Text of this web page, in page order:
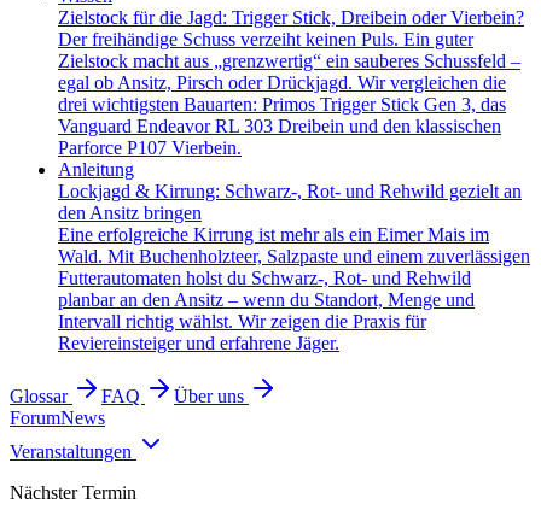
Zielstock für die Jagd: Trigger Stick, Dreibein oder Vierbein?
Der freihändige Schuss verzeiht keinen Puls. Ein guter
Zielstock macht aus „grenzwertig“ ein sauberes Schussfeld –
egal ob Ansitz, Pirsch oder Drückjagd. Wir vergleichen die
drei wichtigsten Bauarten: Primos Trigger Stick Gen 3, das
Vanguard Endeavor RL 303 Dreibein und den klassischen
Parforce P107 Vierbein.
Anleitung
Lockjagd & Kirrung: Schwarz-, Rot- und Rehwild gezielt an
den Ansitz bringen
Eine erfolgreiche Kirrung ist mehr als ein Eimer Mais im
Wald. Mit Buchenholzteer, Salzpaste und einem zuverlässigen
Futterautomaten holst du Schwarz-, Rot- und Rehwild
planbar an den Ansitz – wenn du Standort, Menge und
Intervall richtig wählst. Wir zeigen die Praxis für
Reviereinsteiger und erfahrene Jäger.
Glossar FAQ
Über uns
ForumNews
Veranstaltungen
Nächster Termin